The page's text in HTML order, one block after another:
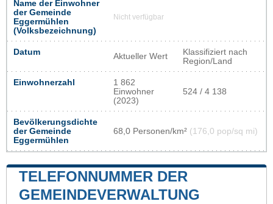
Name der Einwohner
der Gemeinde
Eggermühlen
(Volksbezeichnung)
Nicht verfügbar
Datum Aktueller Wert
Klassifiziert nach
Region/Land
Einwohnerzahl
1 862
Einwohner
(2023)
524 / 4 138
Bevölkerungsdichte
der Gemeinde
Eggermühlen
68,0 Personen/km² (176,0 pop/sq mi)
TELEFONNUMMER DER
GEMEINDEVERWALTUNG